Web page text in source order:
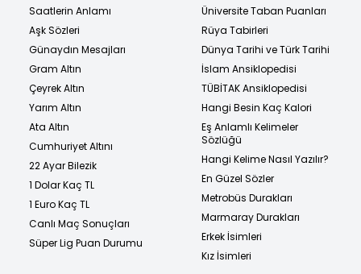
Saatlerin Anlamı
Aşk Sözleri
Günaydın Mesajları
Gram Altın
Çeyrek Altın
Yarım Altın
Ata Altın
Cumhuriyet Altını
22 Ayar Bilezik
1 Dolar Kaç TL
1 Euro Kaç TL
Canlı Maç Sonuçları
Süper Lig Puan Durumu
Üniversite Taban Puanları
Rüya Tabirleri
Dünya Tarihi ve Türk Tarihi
İslam Ansiklopedisi
TÜBİTAK Ansiklopedisi
Hangi Besin Kaç Kalori
Eş Anlamlı Kelimeler
Sözlüğü
Hangi Kelime Nasıl Yazılır?
En Güzel Sözler
Metrobüs Durakları
Marmaray Durakları
Erkek İsimleri
Kız İsimleri